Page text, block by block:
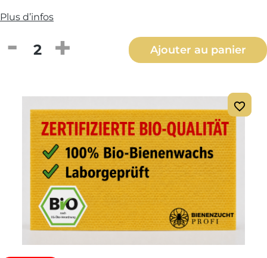
Plus d’infos
Quantité de produit : Entrez la
Ajouter au panier